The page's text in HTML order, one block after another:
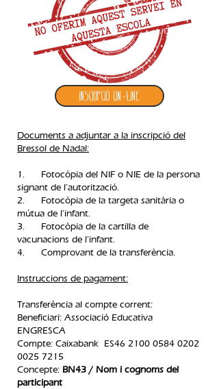
Inscripció ON-LINE
Documents a adjuntar a la inscripció del
Bressol de Nadal:
1. Fotocòpia del NIF o NIE de la persona
signant de l’autorització.
2. Fotocòpia de la targeta sanitària o
mútua de l’infant.
3. Fotocòpia de la cartilla de
vacunacions de l’infant.
4. Comprovant de la transferència.​
Instruccions de pagament:
Transferència al compte corrent:
Beneficiari: Associació Educativa
ENGRESCA
Compte: Caixabank ES46 2100 0584 0202
0025 7215
Concepte: BN43 / Nom i cognoms del
participant